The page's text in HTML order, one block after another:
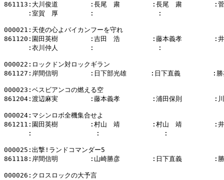
861113:大川俊道        :長尾　粛        :長尾　粛        :菅
:室賀　厚        :                :
000021:天使の心よバイカンフーを守れ
861120:園田英樹        :吉田　浩        :藤本義孝        :井
:衣川仲人        :                :
000022:ロックドン対ロックギラン
861127:岸間信明        :日下部光雄      :日下直義        :勝
000023:ベスビアンコの燃える空
861204:渡辺麻実        :藤本義孝        :浦田保則        :川
000024:マシンロボ全機集合せよ
861211:園田英樹        :村山　靖        :村山　靖        :井
:                :                :
000025:出撃!ランドコマンダー5
861118:岸間信明        :山崎勝彦        :日下直義        :勝
000026:クロスロックの大予言